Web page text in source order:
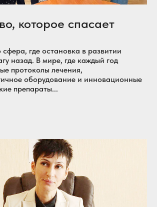
которое спасает
где остановка в развитии
назад. В мире, где каждый год
протоколы лечения,
оборудование и инновационные
препараты...